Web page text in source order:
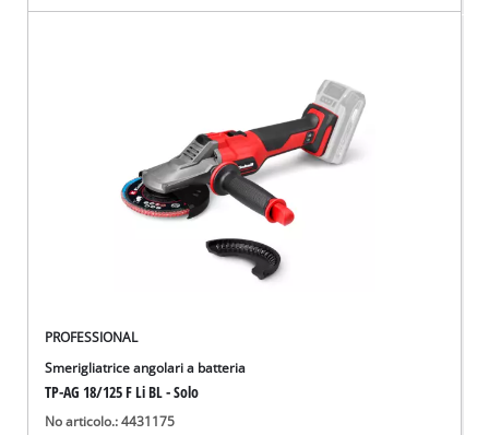
PROFESSIONAL
Smerigliatrice angolari a batteria
TP-AG 18/125 F Li BL - Solo
No articolo.: 4431175